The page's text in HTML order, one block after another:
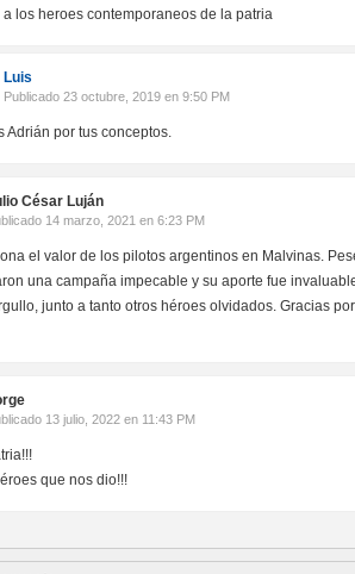
los heroes contemporaneos de la patria
Luis
Publicado 23 octubre, 2019 en 9:50 PM
Adrián por tus conceptos.
César Luján
14 marzo, 2021 en 6:23 PM
el valor de los pilotos argentinos en Malvinas.
una campaña impecable y su aporte fue
junto a tanto otros héroes olvidados. Gracias
13 julio, 2022 en 11:43 PM
que nos dio!!!